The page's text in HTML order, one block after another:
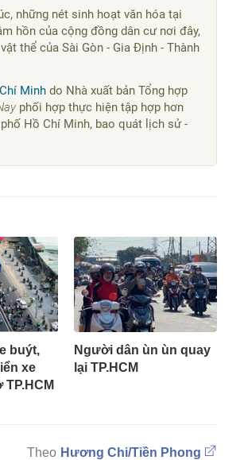
những nét sinh hoạt văn hóa tại
hồn của cộng đồng dân cư nơi đây,
thể của Sài Gòn - Gia Định - Thành
Minh do Nhà xuất bản Tổng hợp
phối hợp thực hiện tập hợp hơn
Hồ Chí Minh, bao quát lịch sử -
buýt,
xe
Người dân ùn ùn quay
lại TP.HCM
Hương Chi/Tiền Phong